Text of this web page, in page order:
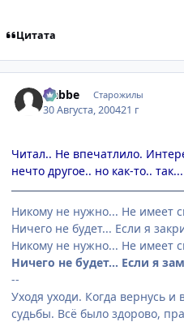
Цитата
Nabbe Старожилы
30 Августа, 200421 г
Читал.. Не впечатлило.
нечто другое.. но как-то.. так...
Никому не нужно... Не имеет
Ничего не будет... Если я
Никому не нужно... Не имеет
Ничего не будет... Если я
--
Уходя уходи. Когда вернусь и
судьбы. Всё было здорово,